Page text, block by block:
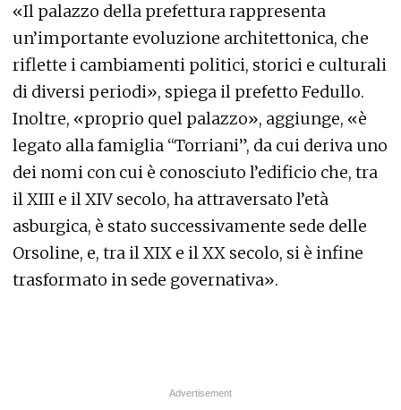
«Il palazzo della prefettura rappresenta
un’importante evoluzione architettonica, che
riflette i cambiamenti politici, storici e culturali
di diversi periodi», spiega il prefetto Fedullo.
Inoltre, «proprio quel palazzo», aggiunge, «è
legato alla famiglia “Torriani”, da cui deriva uno
dei nomi con cui è conosciuto l’edificio che, tra
il XIII e il XIV secolo, ha attraversato l’età
asburgica, è stato successivamente sede delle
Orsoline, e, tra il XIX e il XX secolo, si è infine
trasformato in sede governativa».